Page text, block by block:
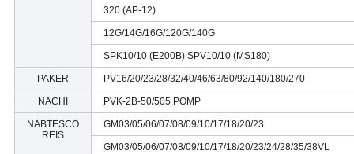
320 (AP-12)
12G/14G/16G/120G/140G
SPK10/10 (E200B) SPV10/10 (MS180)
PAKER PV16/20/23/28/32/40/46/63/80/92/140/180/270
NACHI PVK-2B-50/505 POMP
NABTESCO
REIS
GM03/05/06/07/08/09/10/17/18/20/23
GM03/05/06/07/08/09/10/17/18/20/23/24/28/35/38VL